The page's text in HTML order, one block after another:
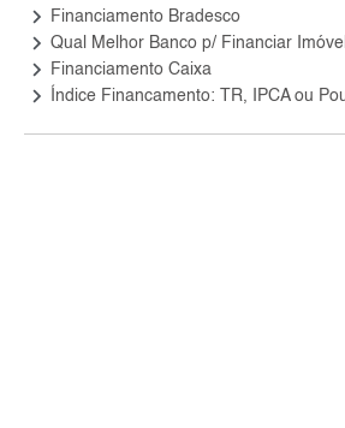
keyboard_arrow_right Financiamento Bradesco
keyboard_arrow_right Qual Melhor Banco p/ Financiar
keyboard_arrow_right Financiamento Caixa
keyboard_arrow_right Índice Financamento: TR, IPCA ou